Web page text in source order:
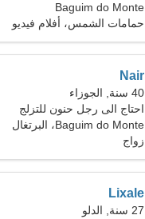
Baguim do Monte
حمامات الشمس، أفلام فيديو
Nair
40 سنة, الجوزاء
احتاج الى رجل حنون للتزلج
معا
Baguim do Monte، البرتغال
زواج
Lixale
27 سنة, الدلو